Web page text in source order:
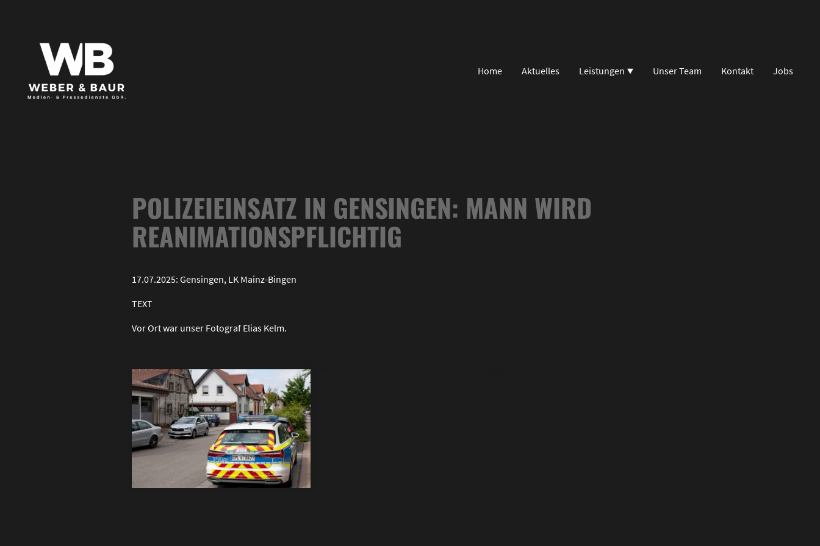
Home Aktuelles Leistungen Unser Team Kontakt Jobs
POLIZEIEINSATZ IN GENSINGEN: MANN WIRD
REANIMATIONSPFLICHTIG
17.07.2025: Gensingen, LK Mainz-Bingen
TEXT
Vor Ort war unser Fotograf Elias Kelm.